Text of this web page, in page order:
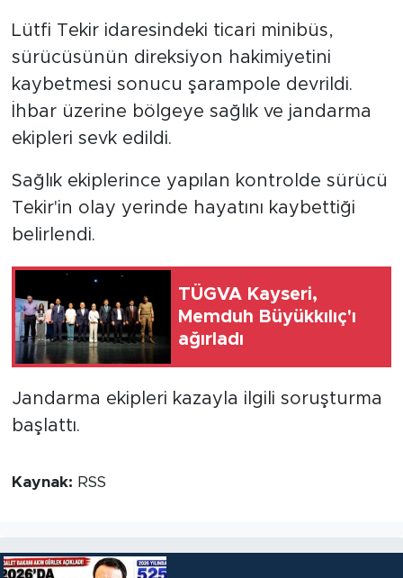
Lütfi Tekir idaresindeki ticari minibüs,
sürücüsünün direksiyon hakimiyetini
kaybetmesi sonucu şarampole devrildi.
İhbar üzerine bölgeye sağlık ve jandarma
ekipleri sevk edildi.
Sağlık ekiplerince yapılan kontrolde sürücü
Tekir'in olay yerinde hayatını kaybettiği
belirlendi.
TÜGVA Kayseri,
Memduh Büyükkılıç'ı
ağırladı
Jandarma ekipleri kazayla ilgili soruşturma
başlattı.
Kaynak: RSS